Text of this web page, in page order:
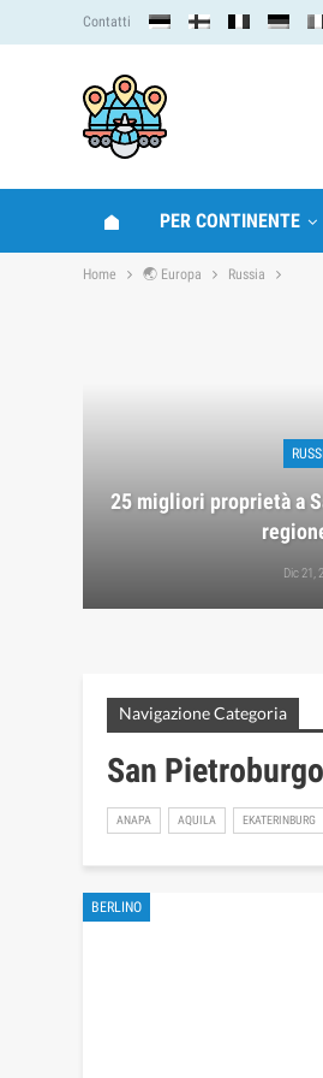
Contatti
PER CONTINENTE
Home 🌏 Europa Russia
25 migliori proprietà a
Dic 21,
Navigazione Categoria
San Pietroburgo
ANAPA AQUILA EKATERINBURG
BERLINO